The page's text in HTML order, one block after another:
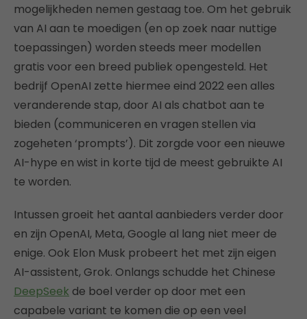
mogelijkheden nemen gestaag toe. Om het gebruik
van AI aan te moedigen (en op zoek naar nuttige
toepassingen) worden steeds meer modellen
gratis voor een breed publiek opengesteld. Het
bedrijf OpenAI zette hiermee eind 2022 een alles
veranderende stap, door AI als chatbot aan te
bieden (communiceren en vragen stellen via
zogeheten ‘prompts’). Dit zorgde voor een nieuwe
AI-hype en wist in korte tijd de meest gebruikte AI
te worden.
Intussen groeit het aantal aanbieders verder door
en zijn OpenAI, Meta, Google al lang niet meer de
enige. Ook Elon Musk probeert het met zijn eigen
AI-assistent, Grok. Onlangs schudde het Chinese
DeepSeek de boel verder op door met een
capabele variant te komen die op een veel